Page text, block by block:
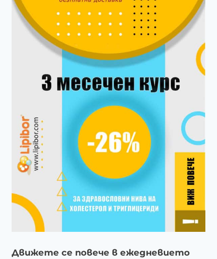
Движете се повече в ежедневието